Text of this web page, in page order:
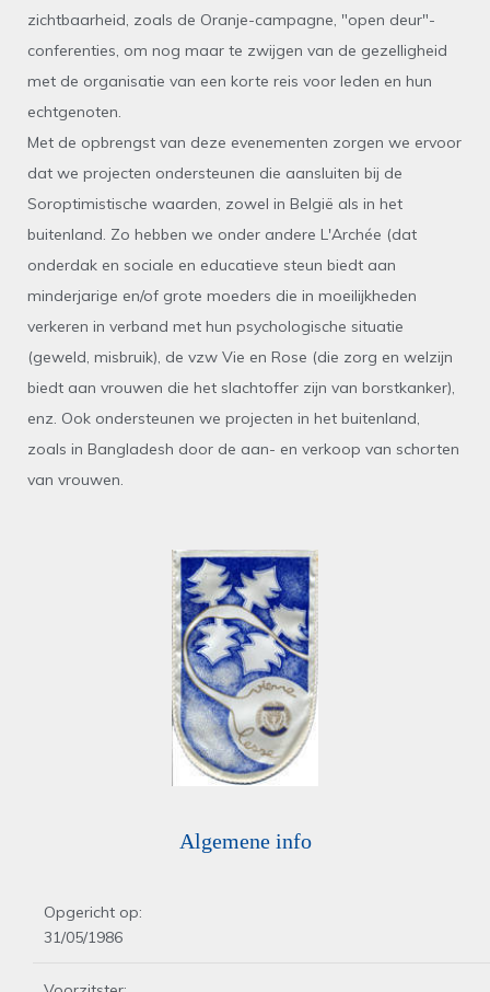
zichtbaarheid, zoals de Oranje-campagne, "open deur"-
conferenties, om nog maar te zwijgen van de gezelligheid
met de organisatie van een korte reis voor leden en hun
echtgenoten.
Met de opbrengst van deze evenementen zorgen we ervoor
dat we projecten ondersteunen die aansluiten bij de
Soroptimistische waarden, zowel in België als in het
buitenland. Zo hebben we onder andere L'Archée (dat
onderdak en sociale en educatieve steun biedt aan
minderjarige en/of grote moeders die in moeilijkheden
verkeren in verband met hun psychologische situatie
(geweld, misbruik), de vzw Vie en Rose (die zorg en welzijn
biedt aan vrouwen die het slachtoffer zijn van borstkanker),
enz. Ook ondersteunen we projecten in het buitenland,
zoals in Bangladesh door de aan- en verkoop van schorten
van vrouwen.
Algemene info
Opgericht op:
31/05/1986